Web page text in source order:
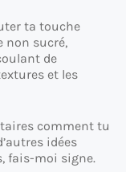
ta touche
non sucré,
de
et les
comment tu
idées
fais-moi signe.